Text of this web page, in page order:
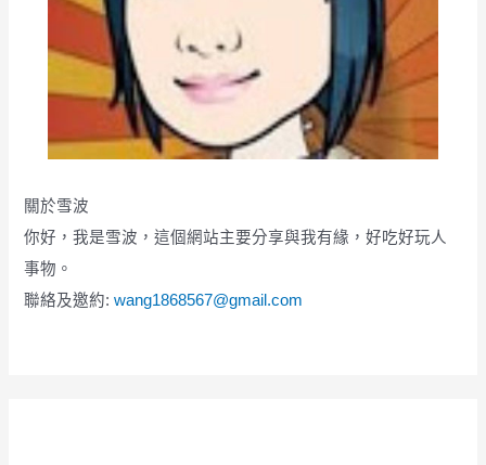
關於雪波
你好，我是雪波，這個網站主要分享與我有緣，好吃好玩人
事物。
聯絡及邀約:wang1868567@gmail.com